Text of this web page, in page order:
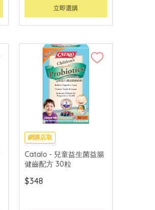
立即選購
網購店取
Catalo - 兒童益生菌益腸
健齒配方 30粒
$348